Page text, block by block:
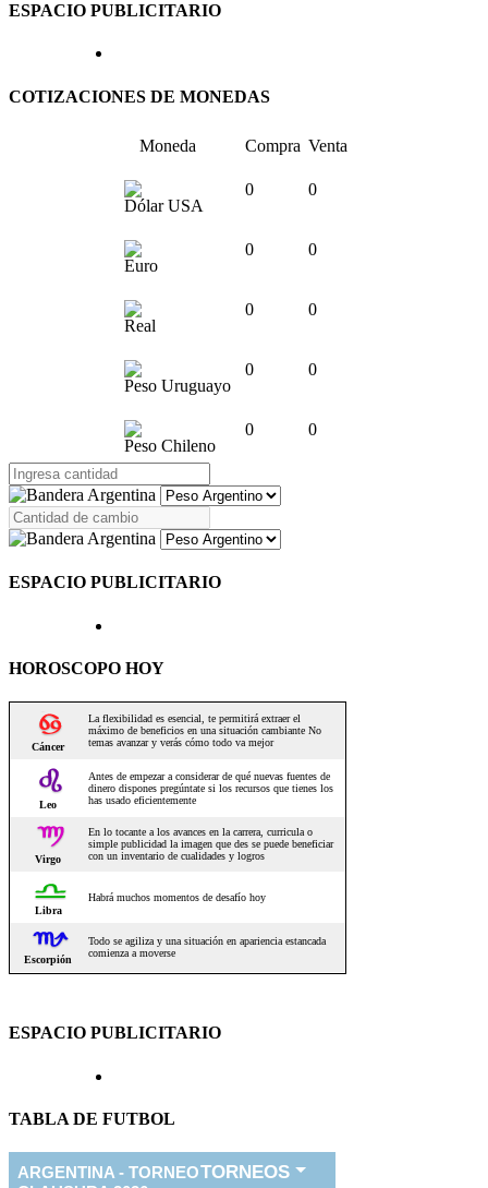
ESPACIO PUBLICITARIO
COTIZACIONES DE MONEDAS
Moneda Compra Venta
Dólar USA
0 0
Euro
0 0
Real
0 0
Peso Uruguayo
0 0
Peso Chileno
0 0
ESPACIO PUBLICITARIO
HOROSCOPO HOY
ESPACIO PUBLICITARIO
TABLA DE FUTBOL